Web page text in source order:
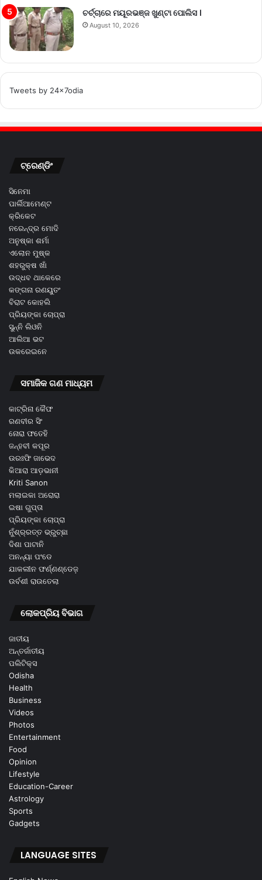
ଚର୍ଚ୍ଚାରେ ମୟୂରଭଞ୍ଜ ଖୁଣ୍ଟା ପୋଲିସ ।
August 10, 2026
Tweets by 24x7odia
ଟ୍ରେଣ୍ଡିଂ
ସିନେମା
ପାର୍ଲିଆମେଣ୍ଟ
କ୍ରିକେଟ
ନରେନ୍ଦ୍ର ମୋଦି
ଅନୁଷ୍କା ଶର୍ମା
ଏଲୋନ ମୁଷ୍କ
ଶହରୁକ୍ଷ ଖାଁ
ଉଦ୍ଧବ ଥାକେରେ
କଙ୍ଗନା ରଣୟୁତଂ
ବିରାଟ କୋହଲି
ପ୍ରିୟଙ୍କା ଚୋପ୍ରା
ସୁନ୍ନି ଲିଓନି
ଆଲିଆ ଭଟ
ଉକରେଇନେ
ସମାଜିକ ଗଣ ମାଧ୍ୟମ
କାଟ୍ରିନା କୈଫ
ରଣବୀର ସିଂ
ନୋରା ଫତେହି
ଜନ୍ହବୀ କପୂର
ଉରଃଫି ଜାଭେଦ
କିଆରା ଆଡ଼ଭାନୀ
Kriti Sanon
ମଲାଇକା ଅରୋରା
ଇଷା ଗୁପ୍ତା
ପ୍ରିୟଙ୍କା ଚୋପ୍ରା
ନୁଁଶ୍ର୍ରତ୍ତ ଭ୍ରୁଚ୍ଛା
ଦିଶା ପାଟାନି
ଅନନ୍ୟା ପଂଡେ
ଯାକଲୀନ ଫର୍ଣ୍ଣଣ୍ଡେଜ଼
ଉର୍ବଶୀ ରାଉତେଲା
ଲୋକପ୍ରିୟ ବିଭାଗ
ଜାତୀୟ
ଅନ୍ତର୍ଜାତୀୟ
ପଲିଟିକ୍ସ
Odisha
Health
Business
Videos
Photos
Entertainment
Food
Opinion
Lifestyle
Education-Career
Astrology
Sports
Gadgets
LANGUAGE SITES